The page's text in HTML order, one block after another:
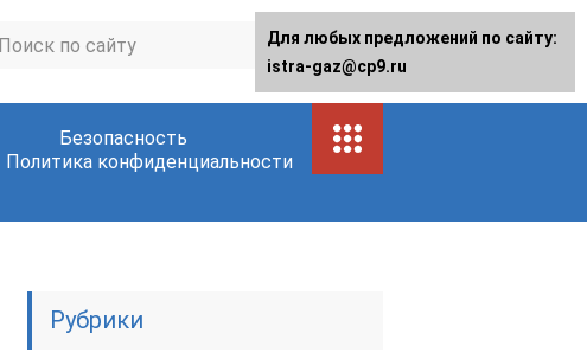
Безопасность
Политика конфиденциальности
Рубрики
Для любых предложений по сайту:
istra-gaz@cp9.ru